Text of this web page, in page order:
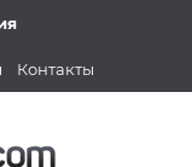
Контакты